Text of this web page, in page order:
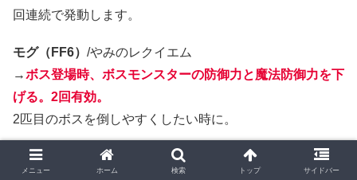
回連続で発動します。
モグ（FF6） /やみのレクイエム
→ボス登場時、ボスモンスターの防御力と魔法防御力を下
げる。2回有効。
2匹目のボスを倒しやすくしたい時に。
セフィロス（FF7）
メニュー ホーム 検索 トップ サイドバー